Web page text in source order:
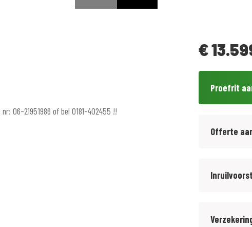
06-21951986 of bel 0181-402455 !!
garantie of € 499,= met 12 maanden
€
Proefrit
Offerte